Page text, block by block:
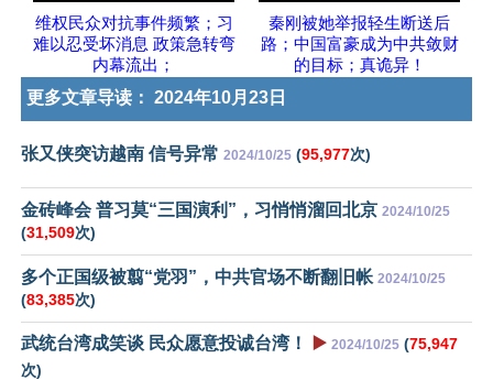
维权民众对抗事件频繁；习
难以忍受坏消息 政策急转弯
内幕流出；
秦刚被她举报轻生断送后
路；中国富豪成为中共敛财
的目标；真诡异！
更多文章导读： 2024年10月23日
张又侠突访越南 信号异常 2024/10/25 (95,977次)
金砖峰会 普习莫“三国演利”，习悄悄溜回北京 2024/10/25
(31,509次)
多个正国级被翦“党羽”，中共官场不断翻旧帐 2024/10/25
(83,385次)
武统台湾成笑谈 民众愿意投诚台湾！ ▶️ 2024/10/25 (75,947
次)